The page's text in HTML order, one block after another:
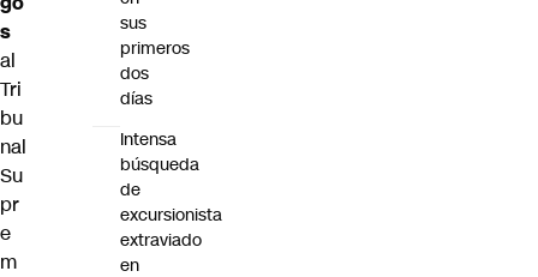
s
al
Tri
bu
nal
Su
pr
e
m
sus
primeros
dos
días
Intensa
búsqueda
de
excursionista
extraviado
en